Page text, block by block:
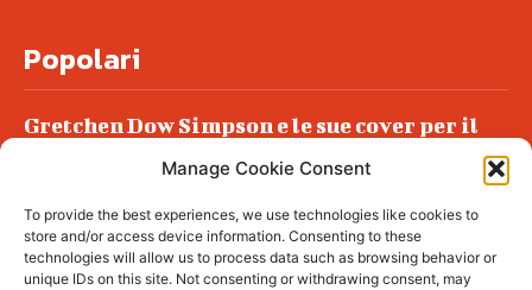
Manage Cookie Consent
To provide the best experiences, we use technologies like cookies to
store and/or access device information. Consenting to these
technologies will allow us to process data such as browsing behavior or
unique IDs on this site. Not consenting or withdrawing consent, may
Popolari
Gretchen Dow Simpson e le sue cover per il
Podlech, il Cile lo ha condannato
all’ergastolo